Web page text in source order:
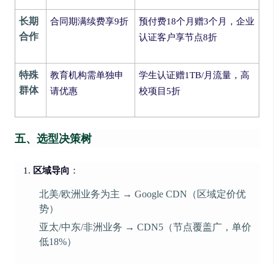
长期
合作
合同期满续费享9折
预付费18个月赠3个月，企业
认证客户享节点8折
特殊
群体
教育机构需单独申
请优惠
学生认证赠1TB/月流量，高
校项目5折
五、选型决策树
区域导向 ：
北美/欧洲业务为主 → Google CDN（区域定价优
势）
亚太/中东/非洲业务 → CDN5（节点覆盖广，单价
低18%）